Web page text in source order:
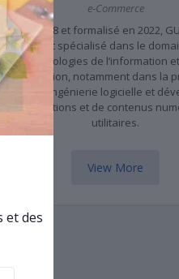
e-Commerce
Initié en 2018 et formalisé en 2022,
cabinet spécialisé dans le
technologies de l’information
notamment dans la
d'Ingénierie logicielle et
de solutions et de contenus
utilitaires.
View More
et des